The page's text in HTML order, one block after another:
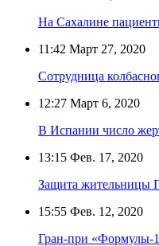
На Сахалине
11:42 Март 27, 2020
Сотрудница
12:27 Март 6, 2020
В Испании число
13:15 Фев. 17, 2020
Защита жительницы
15:55 Фев. 12, 2020
Гран-при «Формулы-